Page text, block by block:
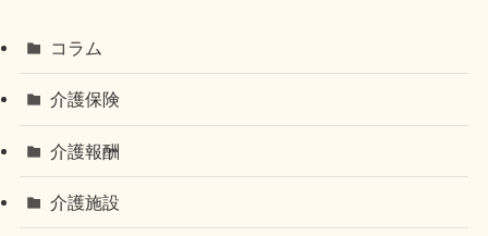
コラム
介護保険
介護報酬
介護施設